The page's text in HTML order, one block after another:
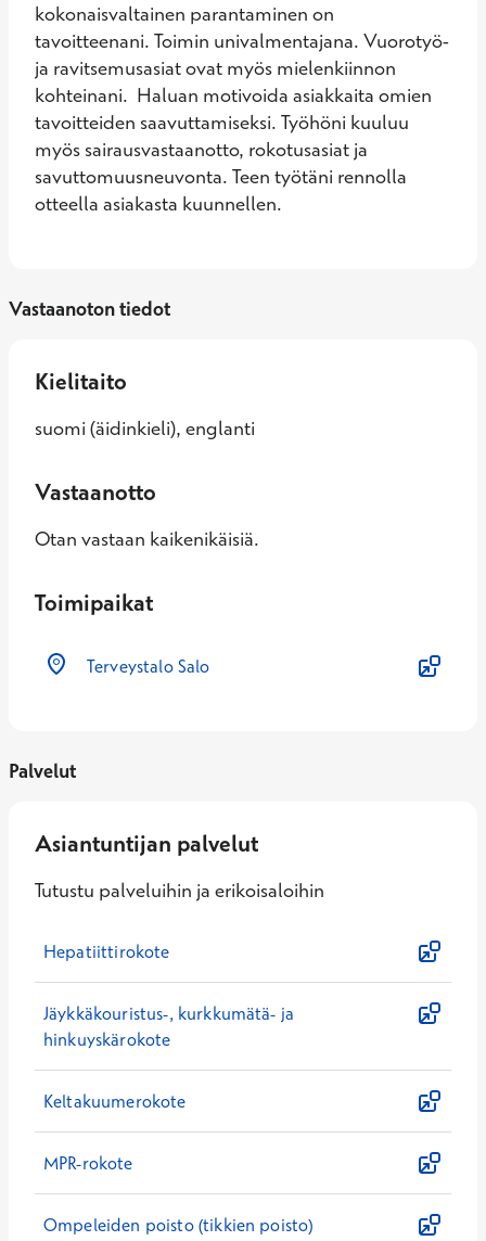
kokonaisvaltainen parantaminen on
tavoitteenani. Toimin univalmentajana. Vuorotyö-
ja ravitsemusasiat ovat myös mielenkiinnon
kohteinani.  Haluan motivoida asiakkaita omien
tavoitteiden saavuttamiseksi. Työhöni kuuluu
myös sairausvastaanotto, rokotusasiat ja
savuttomuusneuvonta. Teen työtäni rennolla
otteella asiakasta kuunnellen.
Vastaanoton tiedot
Kielitaito
suomi (äidinkieli), englanti
Vastaanotto
Otan vastaan kaikenikäisiä.
Toimipaikat
Terveystalo Salo
Palvelut
Asiantuntijan palvelut
Tutustu palveluihin ja erikoisaloihin
Hepatiittirokote
Jäykkäkouristus-, kurkkumätä- ja
hinkuyskärokote
Keltakuumerokote
MPR-rokote
Ompeleiden poisto (tikkien poisto)